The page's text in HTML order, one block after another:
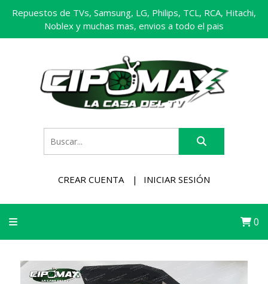
Repuestos de TVs, Samsung, LG, Philips, TCL, RCA, Hitachi,
Noblex y muchas mas, envios a todo el pais
CREAR CUENTA INICIAR SESIÓN
0